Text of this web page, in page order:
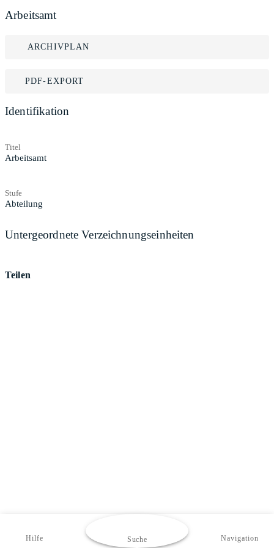
Arbeitsamt
ARCHIVPLAN
PDF-EXPORT
Identifikation
Titel
Arbeitsamt
Stufe
Abteilung
Untergeordnete Verzeichnungseinheiten
Teilen
Hilfe Suche Navigation